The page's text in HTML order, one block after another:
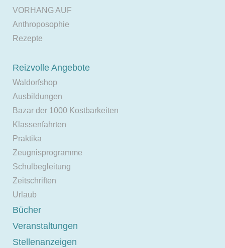
VORHANG AUF
Anthroposophie
Rezepte
Reizvolle Angebote
Waldorfshop
Ausbildungen
Bazar der 1000 Kostbarkeiten
Klassenfahrten
Praktika
Zeugnisprogramme
Schulbegleitung
Zeitschriften
Urlaub
Bücher
Veranstaltungen
Stellenanzeigen